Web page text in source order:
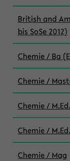
British and
bis SoSe 2012)
Chemie / Ba
Chemie /
Chemie /
Chemie /
Chemie / Mag